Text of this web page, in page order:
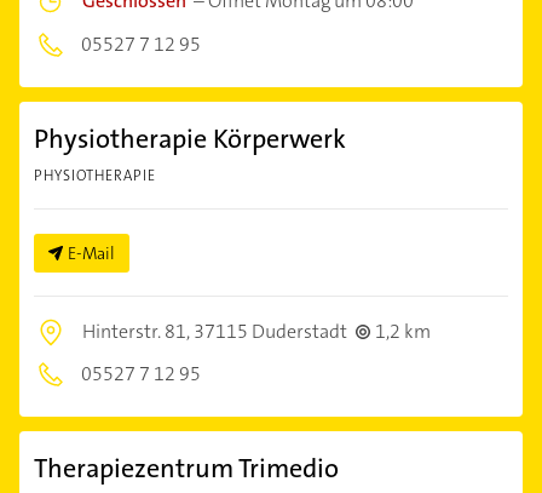
05527 7 12 95
Physiotherapie Körperwerk
PHYSIOTHERAPIE
E-Mail
Hinterstr. 81,37115 Duderstadt
1,2 km
05527 7 12 95
Therapiezentrum Trimedio